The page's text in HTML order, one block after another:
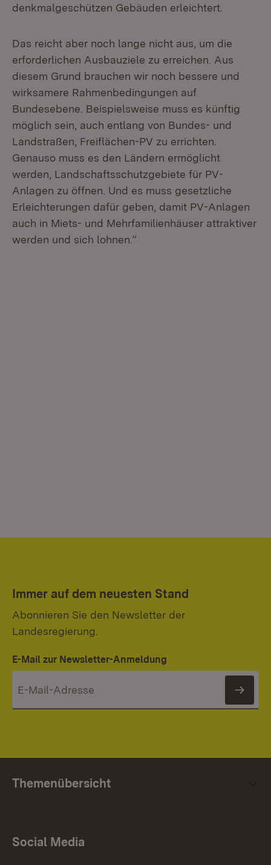
denkmalgeschützen Gebäuden erleichtert.
Das reicht aber noch lange nicht aus, um die
erforderlichen Ausbauziele zu er­reichen. Aus
diesem Grund brauchen wir noch bessere und
wirksamere Rahmenbedingungen auf
Bundesebene. Beispielsweise muss es künftig
mög­lich sein, auch entlang von Bundes- und
Landstraßen, Freiflächen-PV zu errichten.
Genauso muss es den Ländern ermöglicht
werden, Landschafts­schutzgebiete für PV-
Anlagen zu öffnen. Und es muss gesetzliche
Erleichterun­gen dafür geben, damit PV-Anlagen
auch in Miets- und Mehrfamilienhäuser attraktiver
werden und sich lohnen.“
Immer auf dem neuesten Stand
Abonnieren Sie den Newsletter der
Landesregierung.
E-Mail zur Newsletter-Anmeldung
Themenübersicht
Social Media